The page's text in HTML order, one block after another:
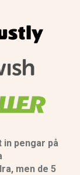
in pengar på
men de 5